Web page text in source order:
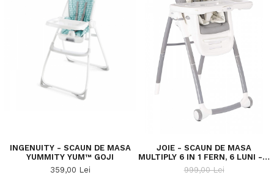
INGENUITY - SCAUN DE MASA
YUMMITY YUM™ GOJI
359,00 Lei
JOIE - SCAUN DE MASA
MULTIPLY 6 IN 1 FERN, 6 LUNI - 6
ANI
999,00 Lei